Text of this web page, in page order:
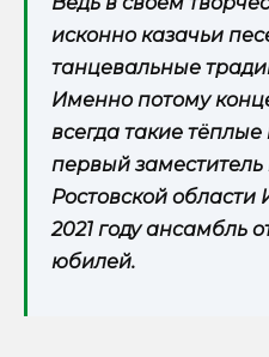
исконно казачьи
танцевальные
Именно потому
всегда такие
первый заместитель
Ростовской области
2021 году ансамбль
юбилей.